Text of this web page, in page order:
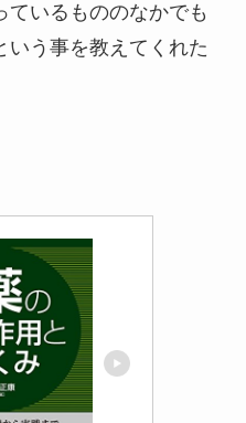
ているもののなかでも
いう事を教えてくれた